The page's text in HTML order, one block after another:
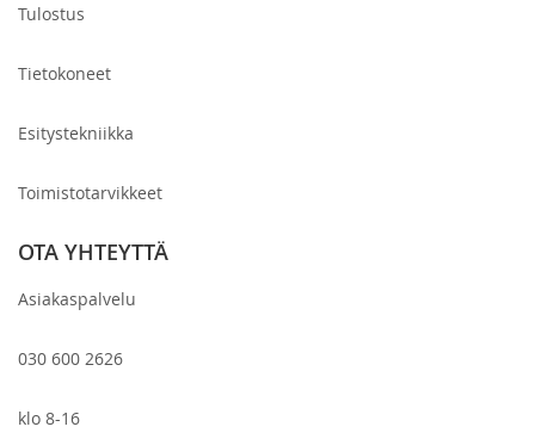
Tulostus
Tietokoneet
Esitystekniikka
Toimistotarvikkeet
OTA YHTEYTTÄ
Asiakaspalvelu
030 600 2626
klo 8-16